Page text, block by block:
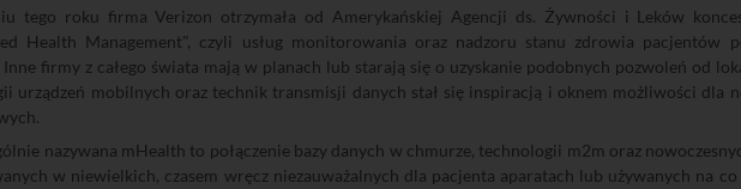
tego roku firma Verizon otrzymała od Amerykańskiej Agencji ds. Żywności i Leków
Health Management", czyli usług monitorowania oraz nadzoru stanu zdrowia pacjentów
Inne firmy z całego świata mają w planach lub starają się o uzyskanie podobnych pozwoleń od
urządzeń mobilnych oraz technik transmisji danych stał się inspiracją i oknem możliwości dla
nazywana mHealth to połączenie bazy danych w chmurze, technologii m2m oraz
w niewielkich, czasem wręcz niezauważalnych dla pacjenta aparatach lub używanych na